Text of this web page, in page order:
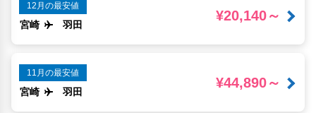
12月の最安値
宮崎 羽田
¥20,140～
11月の最安値
宮崎 羽田
¥44,890～